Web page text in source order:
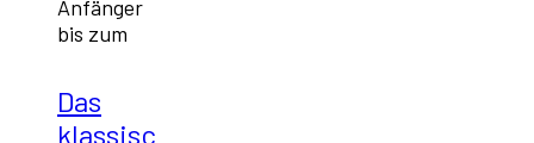
Anfänger
bis zum
Das
klassisc